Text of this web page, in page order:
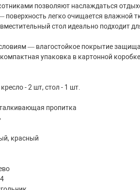
позволяют наслаждаться
легко очищается влажной
стол идеально подходит
— влагостойкое покрытие
упаковка в картонной коробке
- 2 шт, стол - 1 шт.
пропитка
красный